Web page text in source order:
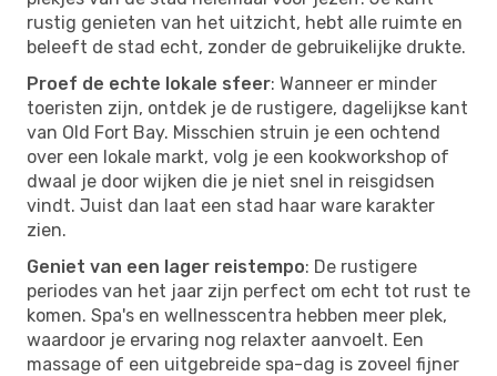
rustig genieten van het uitzicht, hebt alle ruimte en
beleeft de stad echt, zonder de gebruikelijke drukte.
Proef de echte lokale sfeer: Wanneer er minder
toeristen zijn, ontdek je de rustigere, dagelijkse kant
van Old Fort Bay. Misschien struin je een ochtend
over een lokale markt, volg je een kookworkshop of
dwaal je door wijken die je niet snel in reisgidsen
vindt. Juist dan laat een stad haar ware karakter
zien.
Geniet van een lager reistempo: De rustigere
periodes van het jaar zijn perfect om echt tot rust te
komen. Spa's en wellnesscentra hebben meer plek,
waardoor je ervaring nog relaxter aanvoelt. Een
massage of een uitgebreide spa-dag is zoveel fijner